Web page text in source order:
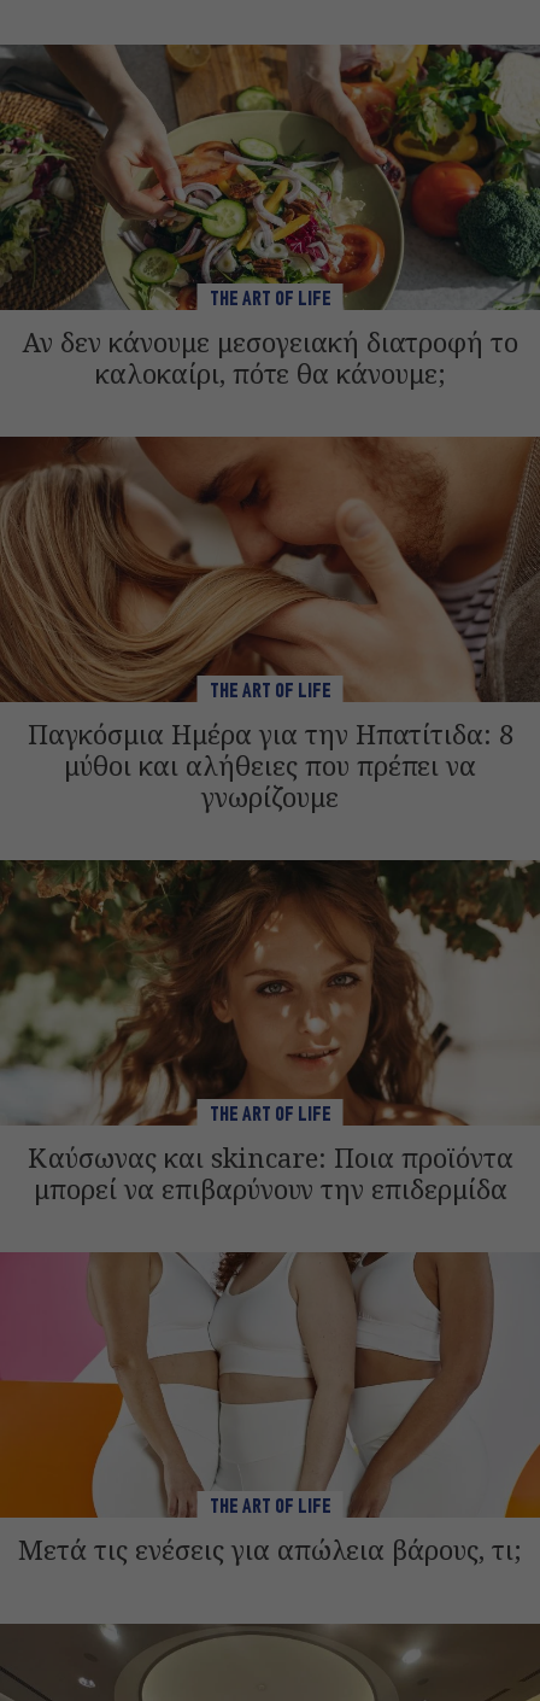
THE ART OF LIFE
Αν δεν κάνουμε μεσογειακή διατροφή το
καλοκαίρι, πότε θα κάνουμε;
THE ART OF LIFE
Παγκόσμια Ημέρα για την Ηπατίτιδα: 8
μύθοι και αλήθειες που πρέπει να
γνωρίζουμε
THE ART OF LIFE
Καύσωνας και skincare: Ποια προϊόντα
μπορεί να επιβαρύνουν την επιδερμίδα
THE ART OF LIFE
Μετά τις ενέσεις για απώλεια βάρους, τι;